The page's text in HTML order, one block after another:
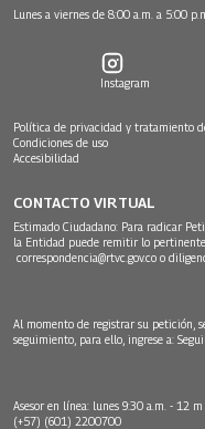
Lunes a viernes de 8:00 a.m. a 5:00
Instagram
Política de privacidad y tratamiento
Condiciones de uso
Accesibilidad
CONTACTO VIRTUAL
Estimado Ciudadano: Para radicar
la Entidad puede remitir lo
correspondencia@rtvc.gov.co o
Al momento de registrar su petición,
seguimiento, para ello, ingrese a:
Asesor en línea: lunes 9:30 a.m. - 12 m
(+57) (601) 2200700